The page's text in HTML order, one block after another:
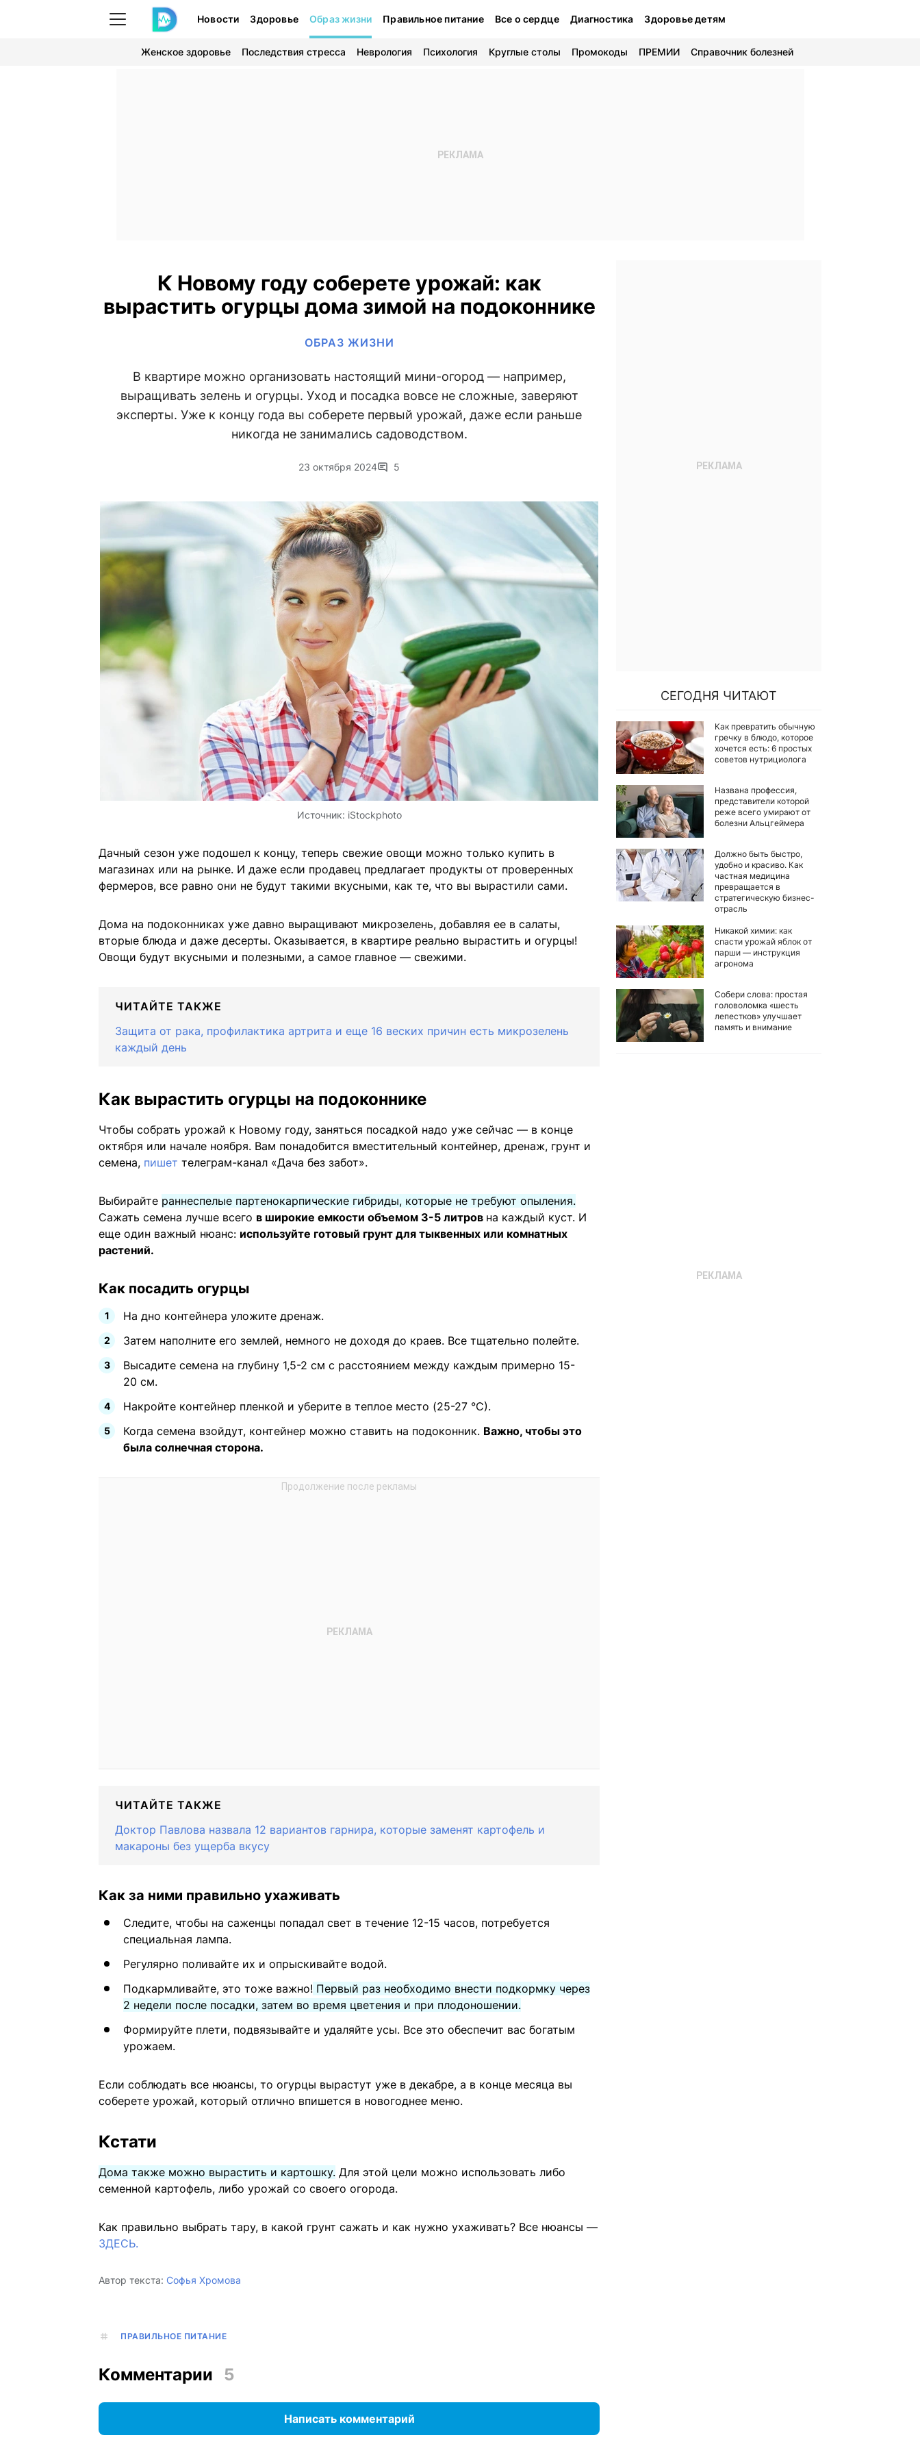
Новости Здоровье Образ жизни Правильное питание Все о сердце Диагностика Здоровье детям
Женское здоровье Последствия стресса Неврология Психология Круглые столы Промокоды ПРЕМИИ Справочник болезней
К Новому году соберете урожай: как
вырастить огурцы дома зимой на подоконнике
ОБРАЗ ЖИЗНИ
В квартире можно организовать настоящий мини-огород — например,
выращивать зелень и огурцы. Уход и посадка вовсе не сложные, заверяют
эксперты. Уже к концу года вы соберете первый урожай, даже если раньше
никогда не занимались садоводством.
23 октября 2024 5
Источник: iStockphoto
Дачный сезон уже подошел к концу, теперь свежие овощи можно только купить в
магазинах или на рынке. И даже если продавец предлагает продукты от проверенных
фермеров, все равно они не будут такими вкусными, как те, что вы вырастили сами.
Дома на подоконниках уже давно выращивают микрозелень, добавляя ее в салаты,
вторые блюда и даже десерты. Оказывается, в квартире реально вырастить и огурцы!
Овощи будут вкусными и полезными, а самое главное — свежими.
ЧИТАЙТЕ ТАКЖЕ
Защита от рака, профилактика артрита и еще 16 веских причин есть микрозелень
каждый день
Как вырастить огурцы на подоконнике
Чтобы собрать урожай к Новому году, заняться посадкой надо уже сейчас — в конце
октября или начале ноября. Вам понадобится вместительный контейнер, дренаж, грунт и
семена, пишет телеграм-канал «Дача без забот».
Выбирайте раннеспелые партенокарпические гибриды, которые не требуют опыления.
Сажать семена лучше всего в широкие емкости объемом 3-5 литров на каждый куст. И
еще один важный нюанс: используйте готовый грунт для тыквенных или комнатных
растений.
Как посадить огурцы
На дно контейнера уложите дренаж.
Затем наполните его землей, немного не доходя до краев. Все тщательно полейте.
Высадите семена на глубину 1,5-2 см с расстоянием между каждым примерно 15-
20 см.
Накройте контейнер пленкой и уберите в теплое место (25-27 °С).
Когда семена взойдут, контейнер можно ставить на подоконник. Важно, чтобы это
была солнечная сторона.
ЧИТАЙТЕ ТАКЖЕ
Доктор Павлова назвала 12 вариантов гарнира, которые заменят картофель и
макароны без ущерба вкусу
Как за ними правильно ухаживать
Следите, чтобы на саженцы попадал свет в течение 12-15 часов, потребуется
специальная лампа.
Регулярно поливайте их и опрыскивайте водой.
Подкармливайте, это тоже важно! Первый раз необходимо внести подкормку через
2 недели после посадки, затем во время цветения и при плодоношении.
Формируйте плети, подвязывайте и удаляйте усы. Все это обеспечит вас богатым
урожаем.
Если соблюдать все нюансы, то огурцы вырастут уже в декабре, а в конце месяца вы
соберете урожай, который отлично впишется в новогоднее меню.
Кстати
Дома также можно вырастить и картошку. Для этой цели можно использовать либо
семенной картофель, либо урожай со своего огорода.
Как правильно выбрать тару, в какой грунт сажать и как нужно ухаживать? Все нюансы —
ЗДЕСЬ.
Автор текста: Софья Хромова
ПРАВИЛЬНОЕ ПИТАНИЕ
СЕГОДНЯ ЧИТАЮТ
Как превратить обычную
гречку в блюдо, которое
хочется есть: 6 простых
советов нутрициолога
Названа профессия,
представители которой
реже всего умирают от
болезни Альцгеймера
Должно быть быстро,
удобно и красиво. Как
частная медицина
превращается в
стратегическую бизнес-
отрасль
Никакой химии: как
спасти урожай яблок от
парши — инструкция
агронома
Собери слова: простая
головоломка «шесть
лепестков» улучшает
память и внимание
Комментарии 5
Написать комментарий